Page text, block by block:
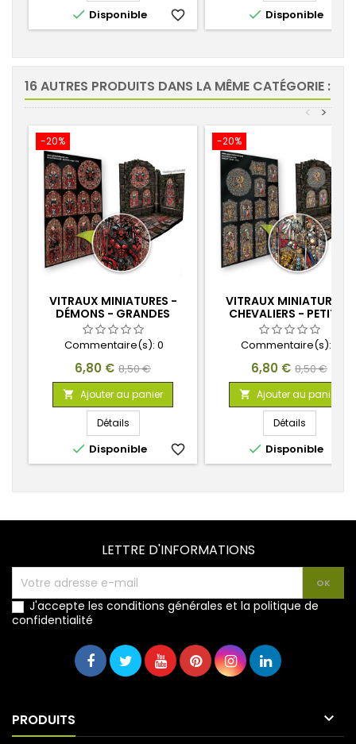
 Disponible favorite_border  Disponible
16 AUTRES PRODUITS DANS LA MÊME CATÉGORIE :
>
<
-20%
VITRAUX MINIATURES -
DÉMONS - GRANDES
Commentaire(s): 0
Prix
6,80 € Prix
de
base
8,50 €
 Ajouter au panier
Détails
 Disponible favorite_border
-20%
VITRAUX MINIATURES -
CHEVALIERS - PETITES
Commentaire(s):
Prix
6,80 € Prix
de
base
8,50 €
 Ajouter au panier
Détails
 Disponible
LETTRE D'INFORMATIONS
J'accepte les conditions générales et la politique de
confidentialité
PRODUITS 